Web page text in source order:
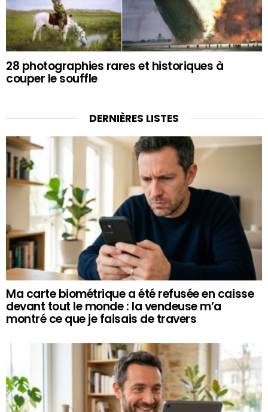
28 photographies rares et historiques à
couper le souffle
DERNIÈRES LISTES
Ma carte biométrique a été refusée en caisse
devant tout le monde : la vendeuse m’a
montré ce que je faisais de travers